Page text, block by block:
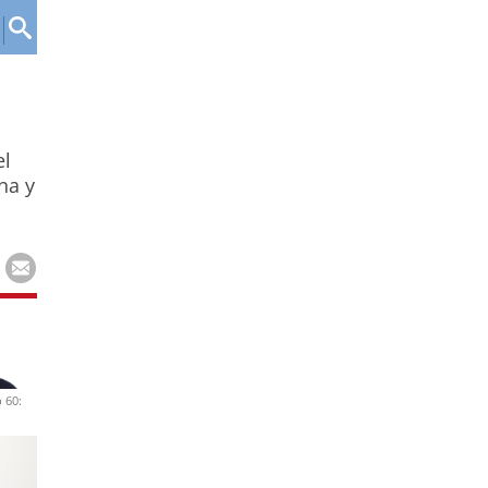
y
60: